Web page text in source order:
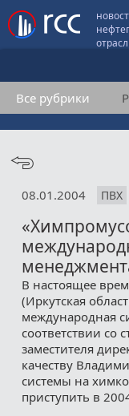
Все рубрики
08.01.2004 ПВХ
В настоящее
(Иркутская
международная
соответствии со
заместителя
качеству
системы на
приступить в